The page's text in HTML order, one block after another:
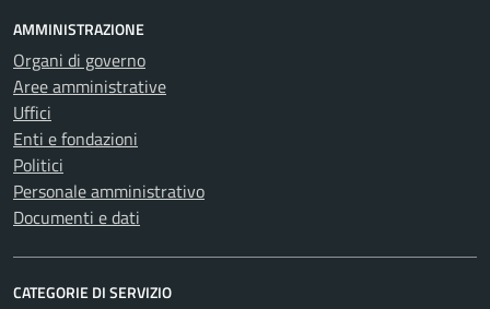
AMMINISTRAZIONE
Organi di governo
Aree amministrative
Uffici
Enti e fondazioni
Politici
Personale amministrativo
Documenti e dati
CATEGORIE DI SERVIZIO